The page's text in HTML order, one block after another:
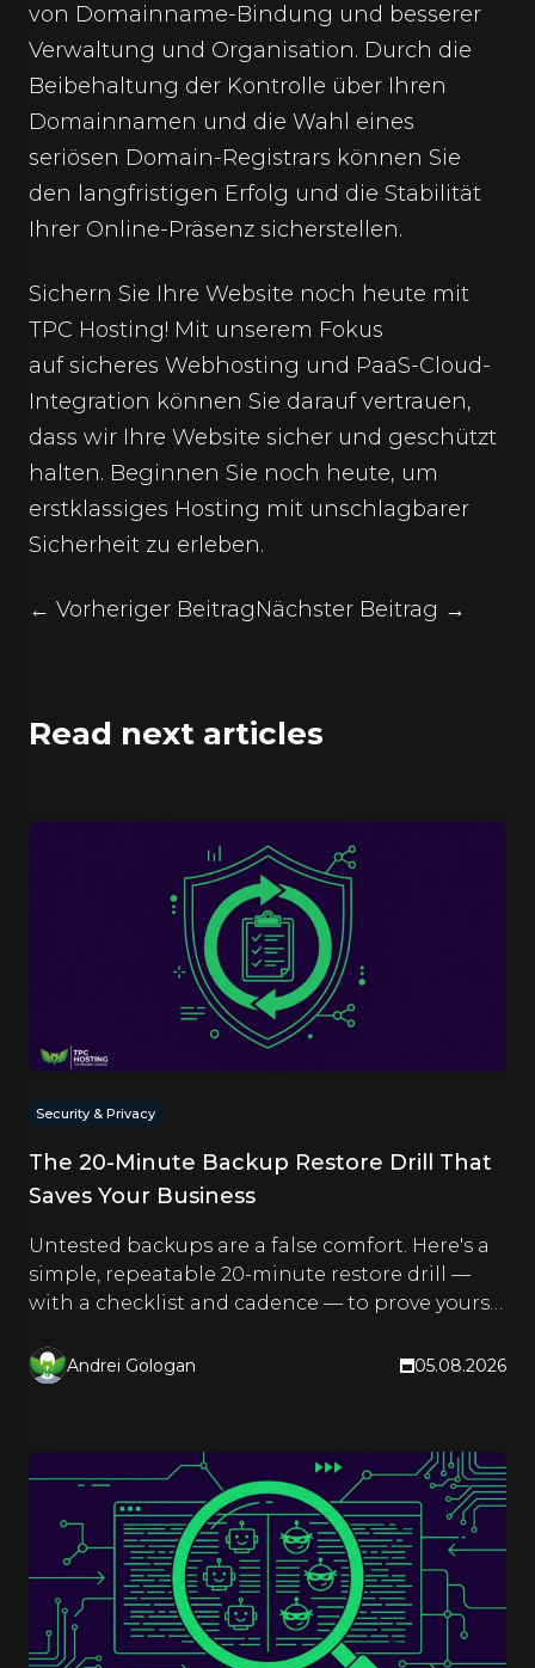
von Domainname-Bindung und besserer
Verwaltung und Organisation. Durch die
Beibehaltung der Kontrolle über Ihren
Domainnamen und die Wahl eines
seriösen Domain-Registrars können Sie
den langfristigen Erfolg und die Stabilität
Ihrer Online-Präsenz sicherstellen.
Sichern Sie Ihre Website noch heute mit
TPC Hosting! Mit unserem Fokus
aufsicheres Webhosting und PaaS-Cloud-
Integration können Sie darauf vertrauen,
dass wir Ihre Website sicher und geschützt
halten. Beginnen Sie noch heute, um
erstklassiges Hosting mit unschlagbarer
Sicherheit zu erleben.
← Vorheriger BeitragNächster Beitrag →
Read next articles
Security & Privacy
The 20-Minute Backup Restore Drill That
Saves Your Business
Untested backups are a false comfort. Here's a
simple, repeatable 20-minute restore drill —
with a checklist and cadence — to prove yours
Andrei Gologan 05.08.2026